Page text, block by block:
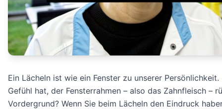
Ein Lächeln ist wie ein Fenster zu unserer
Gefühl hat, der Fensterrahmen – also das Zahnfleisch –
Vordergrund? Wenn Sie beim Lächeln den Eindruck